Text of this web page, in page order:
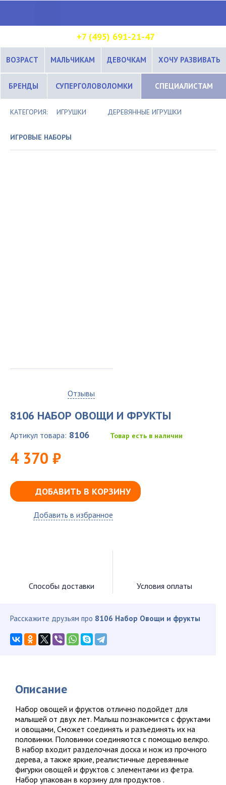
+7 (495) 691-21-47
ВОЗРАСТ МАЛЬЧИКАМ ДЕВОЧКАМ ХОЧУ РАЗВИВАТЬ
БРЕНДЫ СУПЕРГОЛОВОЛОМКИ СПЕЦИАЛИСТАМ
КАТЕГОРИЯ: ИГРУШКИ ДЕРЕВЯННЫЕ ИГРУШКИ
ИГРОВЫЕ НАБОРЫ
Отзывы
8106 НАБОР ОВОЩИ И ФРУКТЫ
Артикул товара: 8106 Товар есть в наличии
4 370 ₽
ДОБАВИТЬ В КОРЗИНУ
Добавить в избранное
Способы доставки Условия оплаты
Расскажите друзьям про 8106 Набор Овощи и фрукты
Описание
Набор овощей и фруктов отлично подойдет для
малышей от двух лет. Малыш познакомится с фруктами
и овощами, Сможет соединять и разъединять их на
половинки. Половинки соединяются с помощью велкро.
В набор входит разделочная доска и нож из прочного
дерева, а также яркие, реалистичные деревянные
фигурки овощей и фруктов с элементами из фетра.
Набор упакован в корзину для продуктов .